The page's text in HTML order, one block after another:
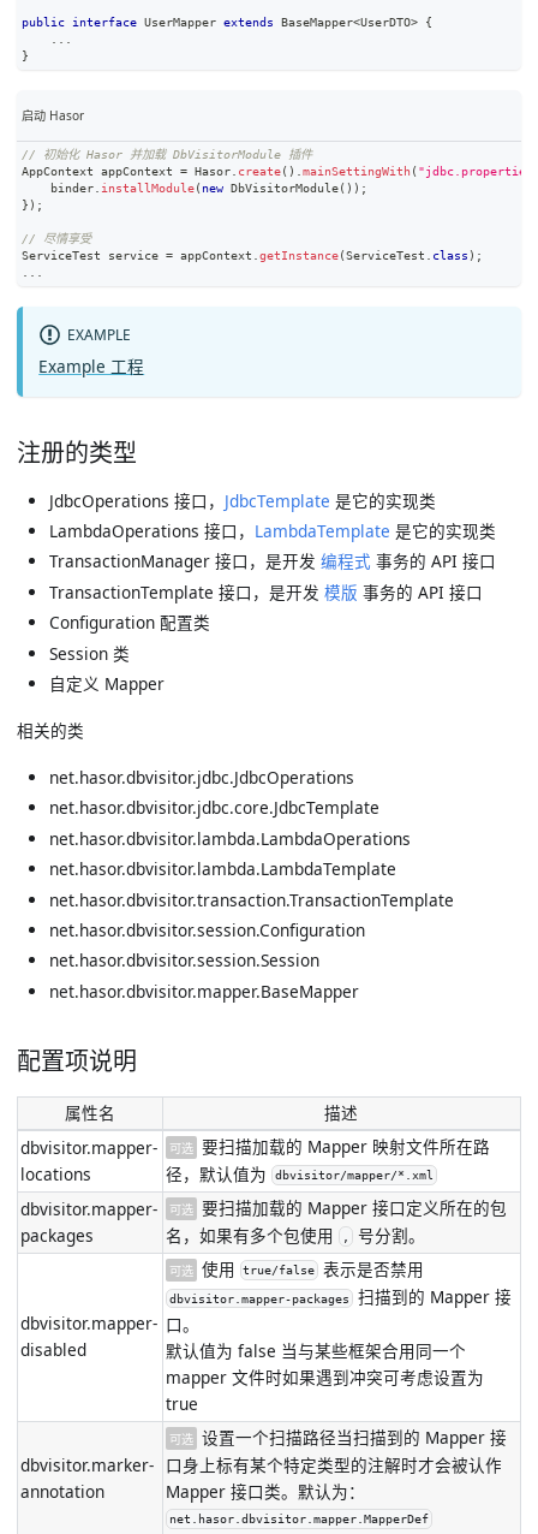
public interface UserMapper extends BaseMapper<UserDTO>
{
}
启动 Hasor
// 初始化 Hasor 并加载 DbVisitorModule 插件
AppContext appContext = Hasor. create( ) .mainSettingWith(
    binder
.installModule( new DbVisitorModule( ) ) ;
} ) ;
// 尽情享受
ServiceTest service = appContext .getInstance(ServiceTest . class ) ;
. . .
EXAMPLE
Example 工程
注册的类型
JdbcOperations 接口， JdbcTemplate 是它的实现类
LambdaOperations 接口， LambdaTemplate 是它的实现类
TransactionManager 接口，是开发 编程式 事务的 API 接口
TransactionTemplate 接口，是开发 模版 事务的 API 接口
Configuration 配置类
Session 类
自定义 Mapper
相关的类
net.hasor.dbvisitor.jdbc.JdbcOperations
net.hasor.dbvisitor.jdbc.core.JdbcTemplate
net.hasor.dbvisitor.lambda.LambdaOperations
net.hasor.dbvisitor.lambda.LambdaTemplate
net.hasor.dbvisitor.transaction.TransactionTemplate
net.hasor.dbvisitor.session.Configuration
net.hasor.dbvisitor.session.Session
net.hasor.dbvisitor.mapper.BaseMapper
配置项说明
属性名
描述
dbvisitor.mapper-
locations
可选 要扫描加载的 Mapper 映射文件所在路
径，默认值为 dbvisitor/mapper/*.xml
dbvisitor.mapper-
packages
可选 要扫描加载的 Mapper 接口定义所在的包
名，如果有多个包使用
号分割。
dbvisitor.mapper-
disabled
可选 使用 true/false 表示是否禁用
dbvisitor.mapper-packages 扫描到的 Mapper 接
口。
默认值为 false 当与某些框架合用同一个
mapper 文件时如果遇到冲突可考虑设置为
true
dbvisitor.marker-
annotation
可选 设置一个扫描路径当扫描到的 Mapper 接
口身上标有某个特定类型的注解时才会被认作
Mapper 接口类。默认为：
net.hasor.dbvisitor.mapper.MapperDef